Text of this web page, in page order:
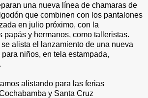
una nueva línea de chamaras de
que combinen con los pantalones
en julio próximo, con la
papás y hermanos, como talleristas.
alista el lanzamiento de una nueva
niños, en tela estampada,
alistando para las ferias
y Santa Cruz